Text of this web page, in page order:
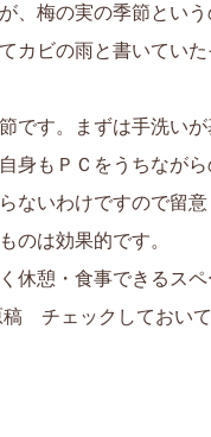
、梅の実の季節という
カビの雨と書いてい
です。まずは手洗い
身もＰＣをうちなが
ないわけですので留意
のは効果的です。
休憩・食事できるス
チェックしておい